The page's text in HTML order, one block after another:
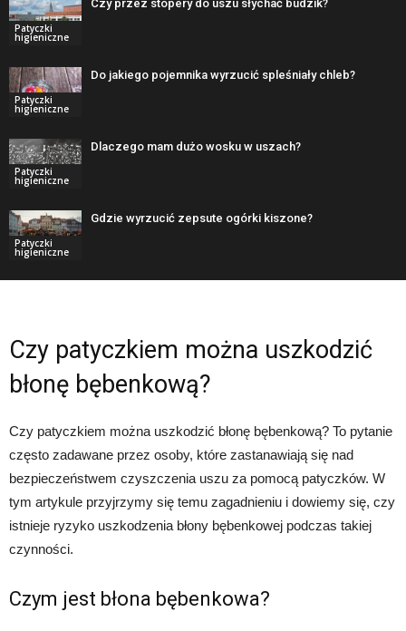
Patyczki
higieniczne
Czy przez stopery do uszu słychać budzik?
Patyczki
higieniczne
Do jakiego pojemnika wyrzucić spleśniały chleb?
Patyczki
higieniczne
Dlaczego mam dużo wosku w uszach?
Patyczki
higieniczne
Gdzie wyrzucić zepsute ogórki kiszone?
Czy patyczkiem można uszkodzić
błonę bębenkową?
Czy patyczkiem można uszkodzić błonę bębenkową? To pytanie
często zadawane przez osoby, które zastanawiają się nad
bezpieczeństwem czyszczenia uszu za pomocą patyczków. W
tym artykule przyjrzymy się temu zagadnieniu i dowiemy się, czy
istnieje ryzyko uszkodzenia błony bębenkowej podczas takiej
czynności.
Czym jest błona bębenkowa?